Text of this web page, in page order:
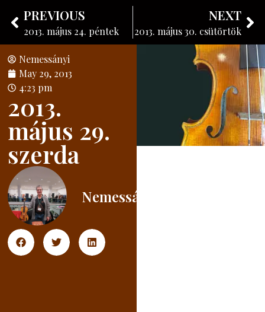
Instrument maker
PREVIOUS
2013. május 24. péntek
NEXT
2013. május 30. csütörtök
Nemessányi
May 29, 2013
4:23 pm
2013.
május 29.
szerda
Nemessányi